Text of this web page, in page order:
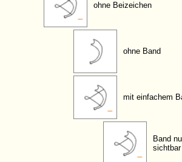
ohne Beizeichen
ohne Band
mit einfachem
Band
sichtbar